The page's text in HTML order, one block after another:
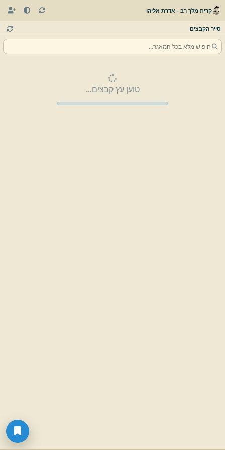
קרית מלך רב - אדרת אליהו
סייר הקבצים
טוען עץ קבצים...